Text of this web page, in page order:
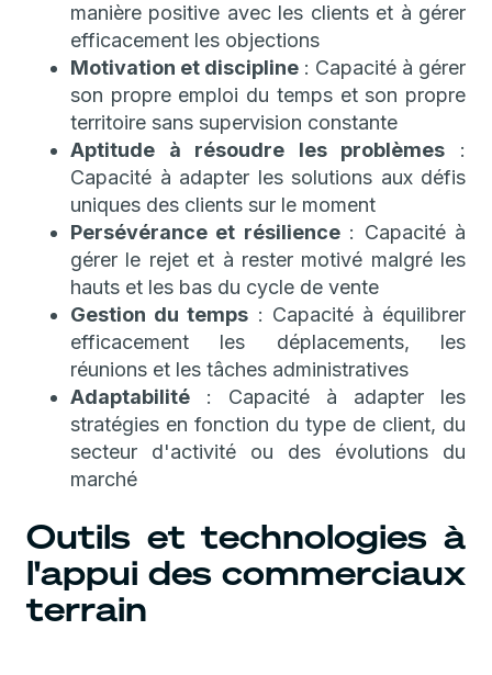
manière positive avec les clients et à gérer
efficacement les objections
Motivation et discipline : Capacité à gérer
son propre emploi du temps et son propre
territoire sans supervision constante
Aptitude à résoudre les problèmes :
Capacité à adapter les solutions aux défis
uniques des clients sur le moment
Persévérance et résilience: Capacité à
gérer le rejet et à rester motivé malgré les
hauts et les bas du cycle de vente
Gestion du temps : Capacité à équilibrer
efficacement les déplacements, les
réunions et les tâches administratives
Adaptabilité : Capacité à adapter les
stratégies en fonction du type de client, du
secteur d'activité ou des évolutions du
marché
Outils et technologies à
l'appui des commerciaux
terrain